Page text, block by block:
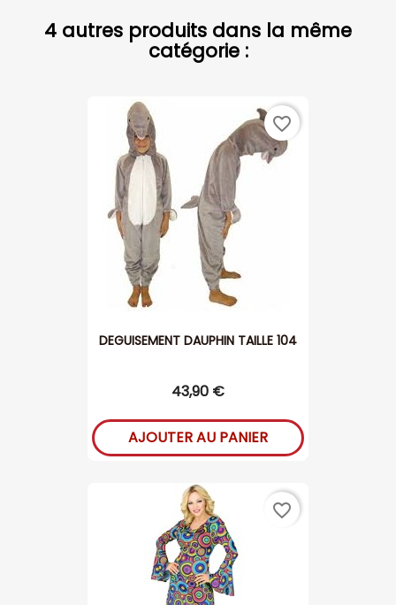
4 autres produits dans la même
catégorie :
DEGUISEMENT DAUPHIN TAILLE 104
43,90 €
AJOUTER AU PANIER
favorite_border
favorite_border